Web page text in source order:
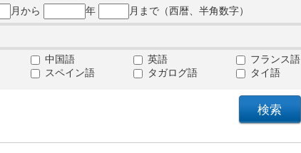
月から 年 月まで（西暦、半角数字）
中国語 英語 フランス語
スペイン語 タガログ語 タイ語